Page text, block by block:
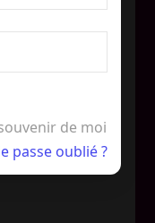
de moi
passe oublié ?